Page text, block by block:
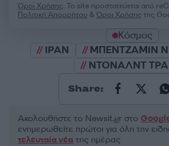
Όροι Χρήσης. Το site προστατεύεται από
Πολιτική Απορρήτου &Όροι Χρήσης της
Κόσμος
ΙΡΑΝ
ΜΠΕΝΤΖΑΜΙΝ
ΝΤΟΝΑΛΝΤ
Share:
Ακολουθήστε το Νewsit.gr στο
ενημερωθείτε πρώτοι για όλη την
τελευταία νέα της ημέρας